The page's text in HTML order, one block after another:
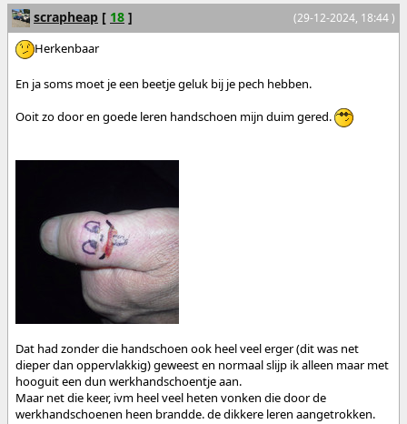
(29-12-2024, 18:44 )
scrapheap [ 18 ]
Herkenbaar
En ja soms moet je een beetje geluk bij je pech hebben.
Ooit zo door en goede leren handschoen mijn duim gered.
Dat had zonder die handschoen ook heel veel erger (dit was net
dieper dan oppervlakkig) geweest en normaal slijp ik alleen maar met
hooguit een dun werkhandschoentje aan.
Maar net die keer, ivm heel veel heten vonken die door de
werkhandschoenen heen brandde. de dikkere leren aangetrokken.